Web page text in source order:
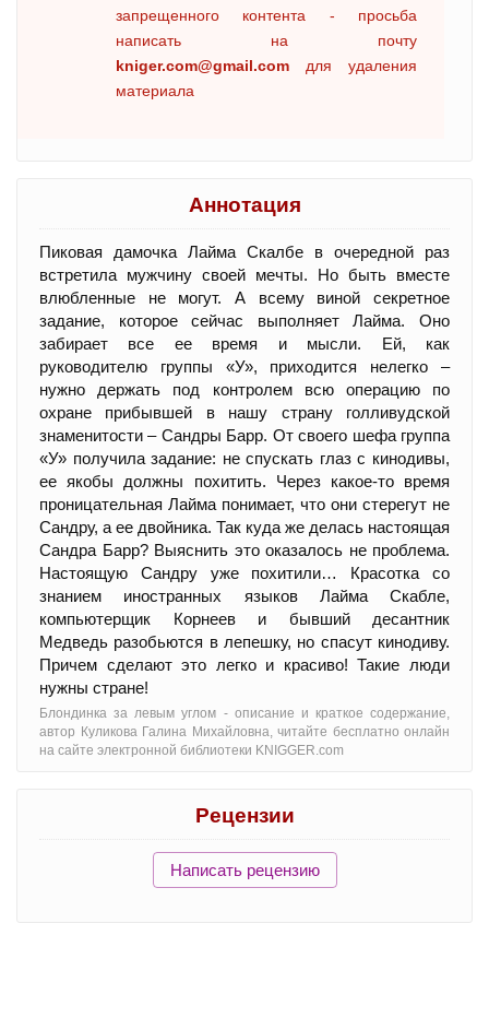
запрещенного контента - просьба
написать на почту
kniger.com@gmail.com для удаления
материала
Аннотация
Пиковая дамочка Лайма Скалбе в очередной раз
встретила мужчину своей мечты. Но быть вместе
влюбленные не могут. А всему виной секретное
задание, которое сейчас выполняет Лайма. Оно
забирает все ее время и мысли. Ей, как
руководителю группы «У», приходится нелегко –
нужно держать под контролем всю операцию по
охране прибывшей в нашу страну голливудской
знаменитости – Сандры Барр. От своего шефа группа
«У» получила задание: не спускать глаз с кинодивы,
ее якобы должны похитить. Через какое-то время
проницательная Лайма понимает, что они стерегут не
Сандру, а ее двойника. Так куда же делась настоящая
Сандра Барр? Выяснить это оказалось не проблема.
Настоящую Сандру уже похитили… Красотка со
знанием иностранных языков Лайма Скабле,
компьютерщик Корнеев и бывший десантник
Медведь разобьются в лепешку, но спасут кинодиву.
Причем сделают это легко и красиво! Такие люди
нужны стране!
Блондинка за левым углом - oписание и краткое содержание,
автор Куликова Галина Михайловна, читайте бесплатно онлайн
на сайте электронной библиотеки KNIGGER.com
Рецензии
Написать рецензию